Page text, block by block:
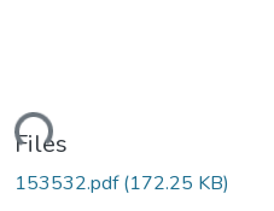
Files
153532.pdf(172.25 KB)